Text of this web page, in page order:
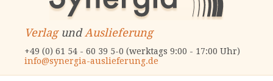
VerlagundAuslieferung
+49 (0) 61 54 - 60 39 5-0 (werktags 9:00 - 17:00 Uhr)
info@synergia-auslieferung.de